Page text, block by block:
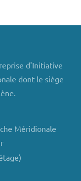
d'Initiative
dont le siège
Méridionale